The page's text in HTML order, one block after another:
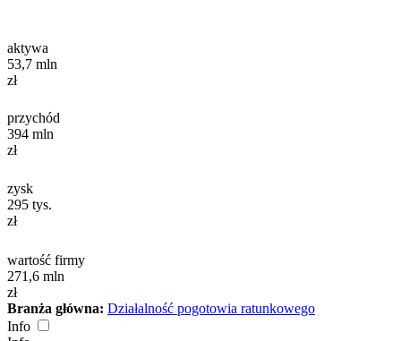
aktywa
53,7 mln
zł
przychód
394 mln
zł
zysk
295 tys.
zł
wartość firmy
271,6 mln
zł
Branża główna: Działalność pogotowia ratunkowego
Info